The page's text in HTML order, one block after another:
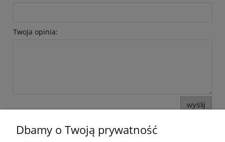
Twoja opinia:
wyślij
Dbamy o Twoją prywatność